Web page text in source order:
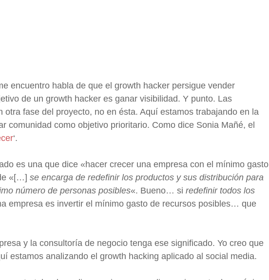
encuentro habla de que el growth hacker persigue vender
de un growth hacker es ganar visibilidad. Y punto. Las
otra fase del proyecto, no en ésta. Aquí estamos trabajando en la
comunidad como objetivo prioritario. Como dice Sonia Mañé, el
‘.
es una que dice «hacer crecer una empresa con el mínimo gasto
«[…] se encarga de redefinir los productos y sus distribución para
número de personas posibles«. Bueno… si redefinir todos los
empresa es invertir el mínimo gasto de recursos posibles… que
y la consultoría de negocio tenga ese significado. Yo creo que
estamos analizando el growth hacking aplicado al social media.